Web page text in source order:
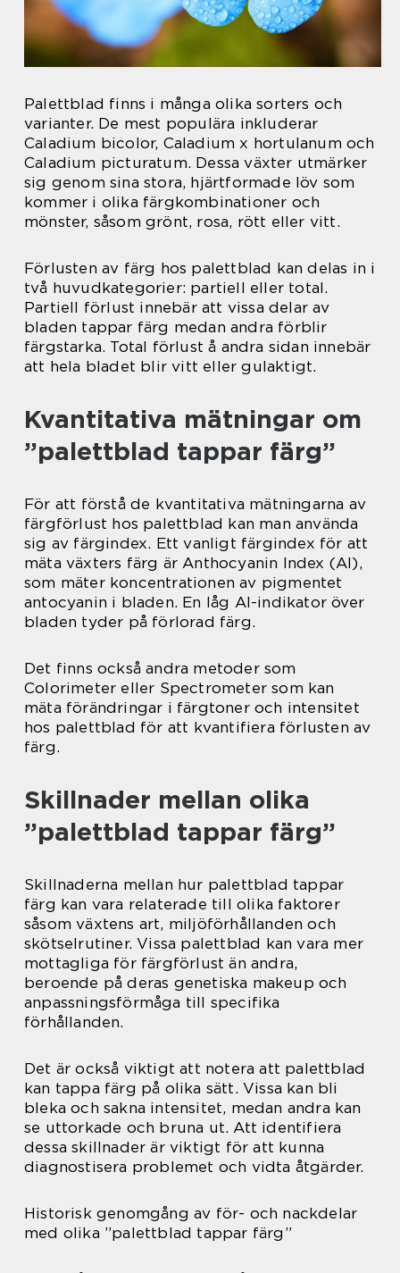
Palettblad finns i många olika sorters och
varianter. De mest populära inkluderar
Caladium bicolor, Caladium x hortulanum och
Caladium picturatum. Dessa växter utmärker
sig genom sina stora, hjärtformade löv som
kommer i olika färgkombinationer och
mönster, såsom grönt, rosa, rött eller vitt.
Förlusten av färg hos palettblad kan delas in i
två huvudkategorier: partiell eller total.
Partiell förlust innebär att vissa delar av
bladen tappar färg medan andra förblir
färgstarka. Total förlust å andra sidan innebär
att hela bladet blir vitt eller gulaktigt.
Kvantitativa mätningar om
”palettblad tappar färg”
För att förstå de kvantitativa mätningarna av
färgförlust hos palettblad kan man använda
sig av färgindex. Ett vanligt färgindex för att
mäta växters färg är Anthocyanin Index (AI),
som mäter koncentrationen av pigmentet
antocyanin i bladen. En låg AI-indikator över
bladen tyder på förlorad färg.
Det finns också andra metoder som
Colorimeter eller Spectrometer som kan
mäta förändringar i färgtoner och intensitet
hos palettblad för att kvantifiera förlusten av
färg.
Skillnader mellan olika
”palettblad tappar färg”
Skillnaderna mellan hur palettblad tappar
färg kan vara relaterade till olika faktorer
såsom växtens art, miljöförhållanden och
skötselrutiner. Vissa palettblad kan vara mer
mottagliga för färgförlust än andra,
beroende på deras genetiska makeup och
anpassningsförmåga till specifika
förhållanden.
Det är också viktigt att notera att palettblad
kan tappa färg på olika sätt. Vissa kan bli
bleka och sakna intensitet, medan andra kan
se uttorkade och bruna ut. Att identifiera
dessa skillnader är viktigt för att kunna
diagnostisera problemet och vidta åtgärder.
Historisk genomgång av för- och nackdelar
med olika ”palettblad tappar färg”